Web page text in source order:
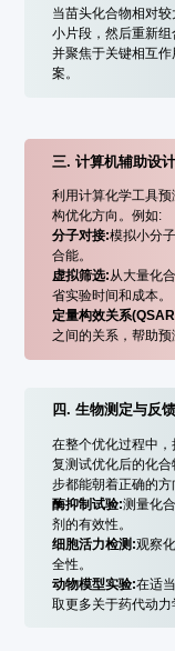
当苗头化合物相对
小片段，然后重新
并聚焦于关键相互
案。
三. 计算机辅助设计
利用计算化学工具
构优化方向。例如:
分子对接:模拟小分
合能。
虚拟筛选:从大量化
省实验时间和成本。
定量构效关系
之间的关系，帮助预
四. 生物测定与反
在整个优化过程中
复测试优化后的化
步都能朝着正确的方
酶抑制试验:测量化
剂的有效性。
细胞活力检测:观察
全性。
动物模型实验:在适
取更多关于药代动力